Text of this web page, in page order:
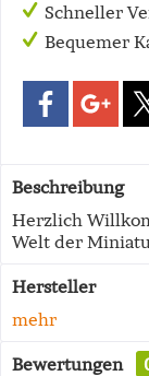
Schneller
Bequemer
Beschreibung
Herzlich
Welt der
Hersteller
mehr
Bewertungen